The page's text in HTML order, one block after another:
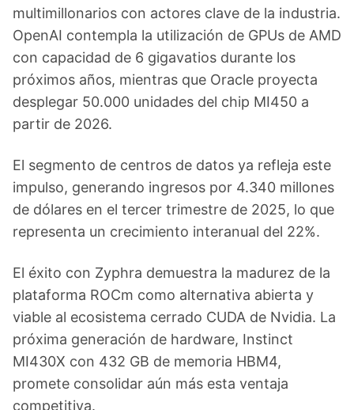
multimillonarios con actores clave de la industria.
OpenAI contempla la utilización de GPUs de AMD
con capacidad de 6 gigavatios durante los
próximos años, mientras que Oracle proyecta
desplegar 50.000 unidades del chip MI450 a
partir de 2026.
El segmento de centros de datos ya refleja este
impulso, generando ingresos por 4.340 millones
de dólares en el tercer trimestre de 2025, lo que
representa un crecimiento interanual del 22%.
El éxito con Zyphra demuestra la madurez de la
plataforma ROCm como alternativa abierta y
viable al ecosistema cerrado CUDA de Nvidia. La
próxima generación de hardware, Instinct
MI430X con 432 GB de memoria HBM4,
promete consolidar aún más esta ventaja
competitiva.